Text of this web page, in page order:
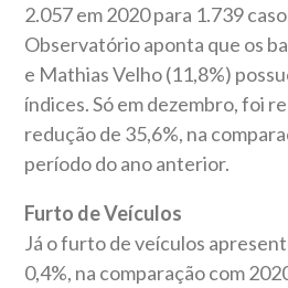
2.057 em 2020 para 1.739
Observatório aponta que os
e Mathias Velho (11,8%)
índices. Só em dezembro, foi
redução de 35,6%, na
período do ano anterior.
Furto de Veículos
Já o furto de veículos
0,4%, na comparação com